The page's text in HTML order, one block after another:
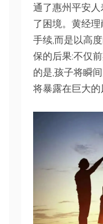
通了惠州平安
了困境。黄经
手续,而是以高
保的后果:不仅
的是,孩子将瞬
将暴露在巨大的